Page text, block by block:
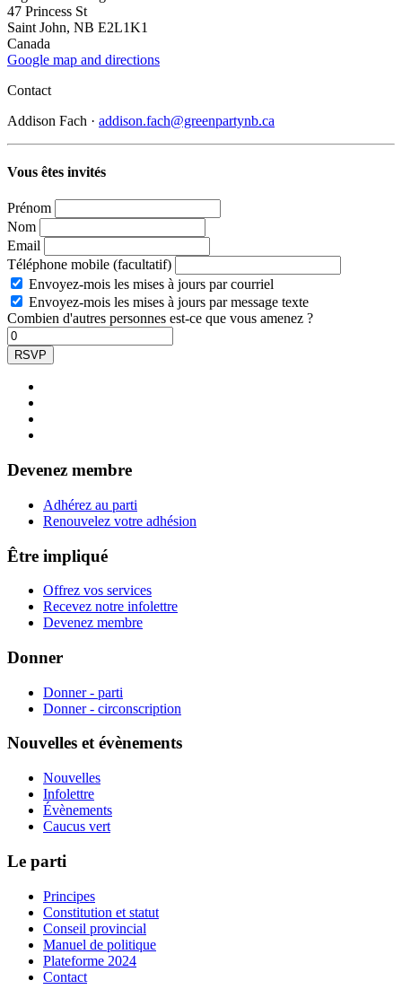
47 Princess St
Saint John, NB E2L1K1
Canada
Google map and directions
Contact
Addison Fach · addison.fach@greenpartynb.ca
Vous êtes invités
Prénom
Nom
Email
Téléphone mobile (facultatif)
Envoyez-mois les mises à jours par courriel
Envoyez-mois les mises à jours par message texte
Combien d'autres personnes est-ce que vous amenez ?
Devenez membre
Adhérez au parti
Renouvelez votre adhésion
Être impliqué
Offrez vos services
Recevez notre infolettre
Devenez membre
Donner
Donner - parti
Donner - circonscription
Nouvelles et évènements
Nouvelles
Infolettre
Évènements
Caucus vert
Le parti
Principes
Constitution et statut
Conseil provincial
Manuel de politique
Plateforme 2024
Contact